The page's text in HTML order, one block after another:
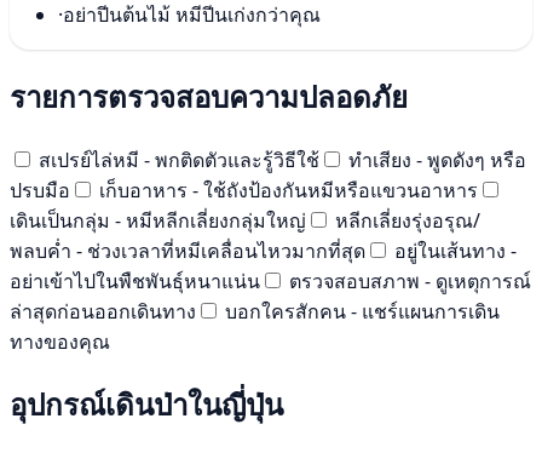
·อย่าปีนต้นไม้ หมีปีนเก่งกว่าคุณ
รายการตรวจสอบความปลอดภัย
สเปรย์ไล่หมี - พกติดตัวและรู้วิธีใช้
ทำเสียง - พูดดังๆ หรือ
ปรบมือ
เก็บอาหาร - ใช้ถังป้องกันหมีหรือแขวนอาหาร
เดินเป็นกลุ่ม - หมีหลีกเลี่ยงกลุ่มใหญ่
หลีกเลี่ยงรุ่งอรุณ/
พลบค่ำ - ช่วงเวลาที่หมีเคลื่อนไหวมากที่สุด
อยู่ในเส้นทาง -
อย่าเข้าไปในพืชพันธุ์หนาแน่น
ตรวจสอบสภาพ - ดูเหตุการณ์
ล่าสุดก่อนออกเดินทาง
บอกใครสักคน - แชร์แผนการเดิน
ทางของคุณ
อุปกรณ์เดินป่าในญี่ปุ่น